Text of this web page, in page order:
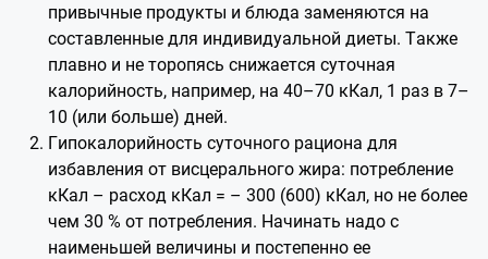
привычные продукты и блюда заменяются на
составленные для индивидуальной диеты. Также
плавно и не торопясь снижается суточная
калорийность, например, на 40–70 кКал, 1 раз в 7–
10 (или больше) дней.
Гипокалорийность суточного рациона для
избавления от висцерального жира: потребление
кКал – расход кКал = – 300 (600) кКал, но не более
чем 30 % от потребления. Начинать надо с
наименьшей величины и постепенно ее